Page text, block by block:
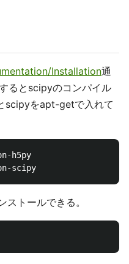
Installation通
るとscipyのコンパイル
scipyをapt-getで入れて
h5py
ストールできる。